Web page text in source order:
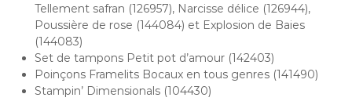
Tellement safran (126957), Narcisse délice (126944),
Poussière de rose (144084) et Explosion de Baies
(144083)
Set de tampons Petit pot d’amour (142403)
Poinçons Framelits Bocaux en tous genres (141490)
Stampin’ Dimensionals (104430)